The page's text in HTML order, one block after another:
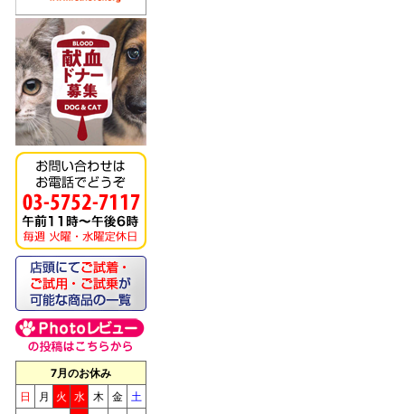
7月のお休み
日
月 火 水 木 金 土
《キッチンドッグ！》モ
ンデリ
《キッチンドッグ！》ブ
リス（至福のケーキ）